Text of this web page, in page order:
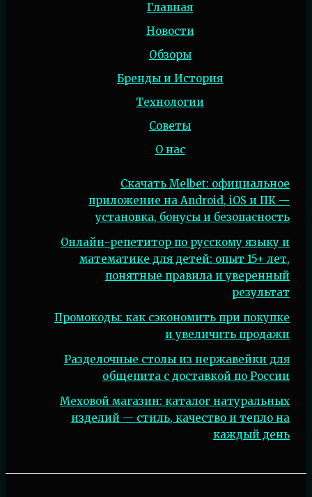
Главная
Новости
Обзоры
Бренды и История
Технологии
Советы
О нас
Скачать Melbet: официальное
приложение на Android, iOS и ПК —
установка, бонусы и безопасность
Онлайн-репетитор по русскому языку и
математике для детей: опыт 15+ лет,
понятные правила и уверенный
результат
Промокоды: как сэкономить при покупке
и увеличить продажи
Разделочные столы из нержавейки для
общепита с доставкой по России
Меховой магазин: каталог натуральных
изделий — стиль, качество и тепло на
каждый день